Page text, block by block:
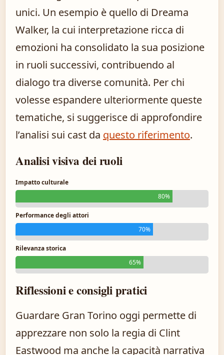
unici. Un esempio è quello di Dreama
Walker, la cui interpretazione ricca di
emozioni ha consolidato la sua posizione
in ruoli successivi, contribuendo al
dialogo tra diverse comunità. Per chi
volesse espandere ulteriormente queste
tematiche, si suggerisce di approfondire
l’analisi sui cast da questo riferimento.
Analisi visiva dei ruoli
Impatto culturale
80%
Performance degli attori
70%
Rilevanza storica
65%
Riflessioni e consigli pratici
Guardare Gran Torino oggi permette di
apprezzare non solo la regia di Clint
Eastwood ma anche la capacità narrativa